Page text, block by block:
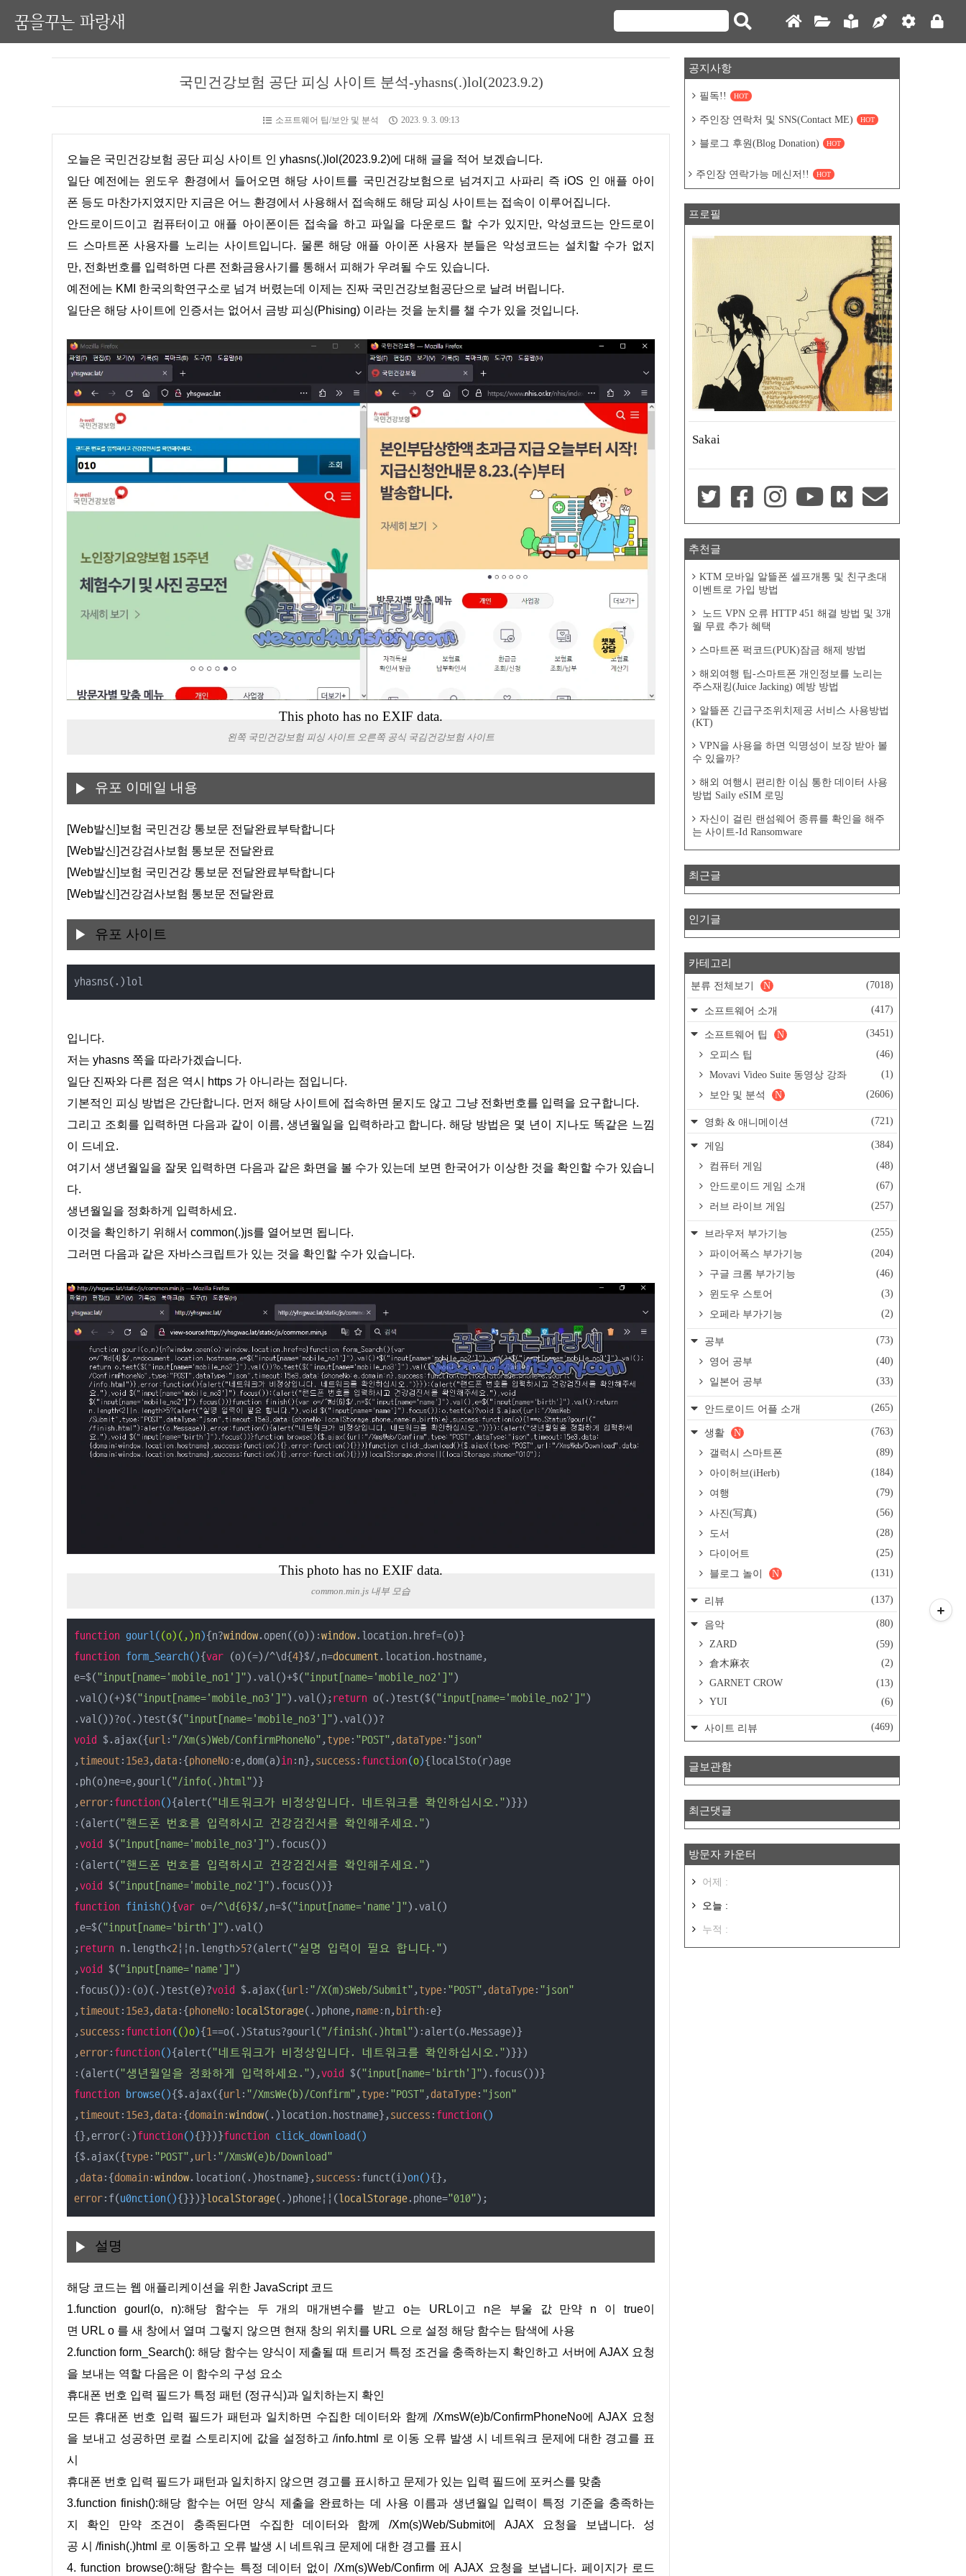
꿈을꾸는 파랑새
국민건강보험 공단 피싱 사이트 분석-yhasns(.)lol(2023.9.2)
소프트웨어 팁/보안 및 분석 2023. 9. 3. 09:13
오늘은 국민건강보험 공단 피싱 사이트 인 yhasns(.)lol(2023.9.2)에 대해 글을 적어 보겠습니다.
일단 예전에는 윈도우 환경에서 들어오면 해당 사이트를 국민건강보험으로 넘겨지고 사파리 즉 iOS 인 애플 아이
폰 등도 마찬가지였지만 지금은 어느 환경에서 사용해서 접속해도 해당 피싱 사이트는 접속이 이루어집니다.
안드로이드이고 컴퓨터이고 애플 아이폰이든 접속을 하고 파일을 다운로드 할 수가 있지만, 악성코드는 안드로이
드 스마트폰 사용자를 노리는 사이트입니다. 물론 해당 애플 아이폰 사용자 분들은 악성코드는 설치할 수가 없지
만, 전화번호를 입력하면 다른 전화금융사기를 통해서 피해가 우려될 수도 있습니다.
예전에는 KMI 한국의학연구소로 넘겨 버렸는데 이제는 진짜 국민건강보험공단으로 날려 버립니다.
일단은 해당 사이트에 인증서는 없어서 금방 피싱(Phising) 이라는 것을 눈치를 챌 수가 있을 것입니다.
This photo has no EXIF data.
왼쪽 국민건강보험 피싱 사이트 오른쪽 공식 국김건강보험 사이트
유포 이메일 내용
[Web발신]보험 국민건강 통보문 전달완료부탁합니다
[Web발신]건강검사보험 통보문 전달완료
[Web발신]보험 국민건강 통보문 전달완료부탁합니다
[Web발신]건강검사보험 통보문 전달완료
유포 사이트
yhasns(.)lol
입니다.
저는 yhasns 쪽을 따라가겠습니다.
일단 진짜와 다른 점은 역시 https 가 아니라는 점입니다.
기본적인 피싱 방법은 간단합니다. 먼저 해당 사이트에 접속하면 묻지도 않고 그냥 전화번호를 입력을 요구합니다.
그리고 조회를 입력하면 다음과 같이 이름, 생년월일을 입력하라고 합니다. 해당 방법은 몇 년이 지나도 똑같은 느낌
이 드네요.
여기서 생년월일을 잘못 입력하면 다음과 같은 화면을 볼 수가 있는데 보면 한국어가 이상한 것을 확인할 수가 있습니
다.
생년월일을 정화하게 입력하세요.
이것을 확인하기 위해서 common(.)js를 열어보면 됩니다.
그러면 다음과 같은 자바스크립트가 있는 것을 확인할 수가 있습니다.
This photo has no EXIF data.
common.min.js 내부 모습
function gourl( (o)(,)n){n?window.open((o)):window
function form_Search( ){var (o)(=)/^\d{4}$/,n=document.location.hostname,
e=$("input[name='mobile_no1']").val()+$("input[name='mobile_no2']")
.val()(+)$("input[name='mobile_no3']").val();return o(.)test($("input[name='mobile_no2']")
.val())?o(.)test($("input[name='mobile_no3']"
void $.ajax({ url : "/Xm(s)Web/ConfirmPhoneNo" ,type: "POST" ,dataType: "json"
,timeout : 15e3,data :{ phoneNo:e,dom(a)in :n},success : function(o){localSto(r)age
.ph(o)ne=e,gourl("/info(.)html")}
,error: function( ){alert("네트워크가 비정상입니다. 네트워크를 확인하십시오.")}})
:(alert("핸드폰 번호를 입력하시고 건강검진서를 확인해주세요.")
,void $("input[name='mobile_no3']").focus())
:(alert("핸드폰 번호를 입력하시고 건강검진서를 확인해주세요.")
,void $("input[name='mobile_no2']"
function finish( ){var o=/^\d{6}$/ ,n=$("input[name='name']").val()
,e=$("input[name='birth']").val()
;return n.length<2||n.length>5?(alert("실명 입력이 필요 합니다.")
,void $("input[name='name']")
.focus()):(o)(.)test(e)?void $.ajax({ url : "/X(m)sWeb/Submit" ,type: "POST" ,dataType: "json"
,timeout : 15e3,data :{ phoneNo: localStorage(.)phone,name:n,birth :e}
,success : function( ()o){ 1==o(.)Status?gourl("/finish(.)html"):alert(o.Message)}
,error: function( ){alert("네트워크가 비정상입니다. 네트워크를 확인하십시오.")}})
:(alert("생년월일을 정화하게 입력하세요."),void $("input[name='birth']"
function browse( ){$.ajax({ url : "/XmsWe(b)/Confirm" ,type: "POST" ,dataType: "json"
,timeout : 15e3,data :{domain :window(.)location.hostname},success : function(
{},error(:)function( ){}})}function click_download(
{$.ajax({ type: "POST" ,url : "/XmsW(e)b/Download"
,data :{domain :window.location(.)hostname},success :funct(i)on( )
error:f(u0nction( ){}})} localStorage(.)phone||( localStorage.phone="010");
설명
해당 코드는 웹 애플리케이션을 위한 JavaScript 코드
1.function gourl(o, n):해당 함수는 두 개의 매개변수를 받고 o는 URL이고 n은 부울 값 만약 n 이 true이
면 URL o 를 새 창에서 열며 그렇지 않으면 현재 창의 위치를 URL 으로 설정 해당 함수는 탐색에 사용
2.function form_Search(): 해당 함수는 양식이 제출될 때 트리거 특정 조건을 충족하는지 확인하고 서버에 AJAX 요청
을 보내는 역할 다음은 이 함수의 구성 요소
휴대폰 번호 입력 필드가 특정 패턴 (정규식)과 일치하는지 확인
모든 휴대폰 번호 입력 필드가 패턴과 일치하면 수집한 데이터와 함께 /XmsW(e)b/ConfirmPhoneNo에 AJAX 요청
을 보내고 성공하면 로컬 스토리지에 값을 설정하고 /info.html 로 이동 오류 발생 시 네트워크 문제에 대한 경고를 표
시
휴대폰 번호 입력 필드가 패턴과 일치하지 않으면 경고를 표시하고 문제가 있는 입력 필드에 포커스를 맞춤
3.function finish():해당 함수는 어떤 양식 제출을 완료하는 데 사용 이름과 생년월일 입력이 특정 기준을 충족하는
지 확인 만약 조건이 충족된다면 수집한 데이터와 함께 /Xm(s)Web/Submit에 AJAX 요청을 보냅니다. 성
공 시 /finish(.)html 로 이동하고 오류 발생 시 네트워크 문제에 대한 경고를 표시
4. function browse():해당 함수는 특정 데이터 없이 /Xm(s)Web/Confirm 에 AJAX 요청을 보냅니다. 페이지가 로드
공지사항
필독!! HOT
주인장 연락처 및 SNS(Contact ME) HOT
블로그 후원(Blog Donation) HOT
주인장 연락가능 메신저!! HOT
프로필
Sakai
추천글
KTM 모바일 알뜰폰 셀프개통 및 친구초대
이벤트로 가입 방법
노드 VPN 오류 HTTP 451 해결 방법 및 3개
월 무료 추가 혜택
스마트폰 퍽코드(PUK)잠금 해제 방법
해외여행 팁-스마트폰 개인정보를 노리는
주스재킹(Juice Jacking) 예방 방법
알뜰폰 긴급구조위치제공 서비스 사용방법
(KT)
VPN을 사용을 하면 익명성이 보장 받아 볼
수 있을까?
해외 여행시 편리한 이심 통한 데이터 사용
방법 Saily eSIM 로밍
자신이 걸린 랜섬웨어 종류를 확인을 해주
는 사이트-Id Ransomware
최근글
인기글
카테고리
분류 전체보기 (7018)
N
소프트웨어 소개 (417)
소프트웨어 팁 (3451)
N
오피스 팁
(46)
Movavi Video Suite 동영상 강좌
(1)
보안 및 분석
(2606)
N
영화 & 애니메이션 (721)
게임
(384)
컴퓨터 게임
(48)
안드로이드 게임 소개
(67)
러브 라이브 게임
(257)
브라우저 부가기능
(255)
파이어폭스 부가기능
(204)
구글 크롬 부가기능
(46)
윈도우 스토어
(3)
오페라 부가기능
(2)
공부
(73)
영어 공부
(40)
일본어 공부
(33)
안드로이드 어플 소개 (265)
생활 (763)
N
갤럭시 스마트폰
(89)
아이허브(iHerb)
(184)
여행
(79)
사진(写真)
(56)
도서
(28)
다이어트
(25)
블로그 놀이
(131)
N
리뷰 (137)
음악
(80)
ZARD
(59)
倉木麻衣
(2)
GARNET CROW
(13)
YUI
(6)
사이트 리뷰 (469)
글보관함
최근댓글
방문자 카운터
어제 :
오늘 :
누적 :